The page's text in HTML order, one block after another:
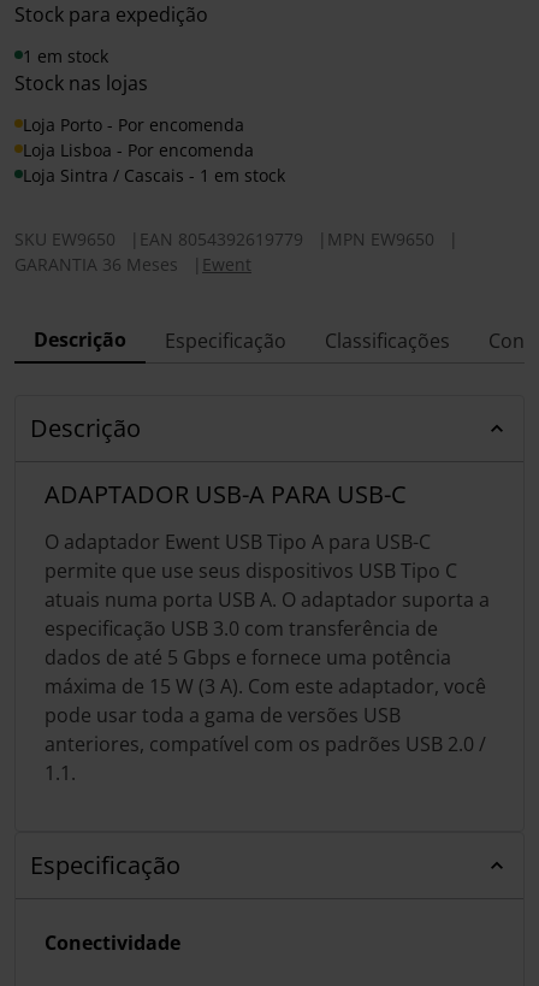
Stock para expedição
1 em stock
Stock nas lojas
Loja Porto - Por encomenda
Loja Lisboa - Por encomenda
Loja Sintra / Cascais - 1 em stock
SKU EW9650 EAN 8054392619779 MPN EW9650
GARANTIA 36 Meses
Ewent
Descrição Especificação Classificações
Descrição
ADAPTADOR USB-A PARA USB-C
O adaptador Ewent USB Tipo A para USB-C
permite que use seus dispositivos USB Tipo C
atuais numa porta USB A. O adaptador suporta a
especificação USB 3.0 com transferência de
dados de até 5 Gbps e fornece uma potência
máxima de 15 W (3 A). Com este adaptador, você
pode usar toda a gama de versões USB
anteriores, compatível com os padrões USB 2.0 /
1.1.
Especificação
Conectividade